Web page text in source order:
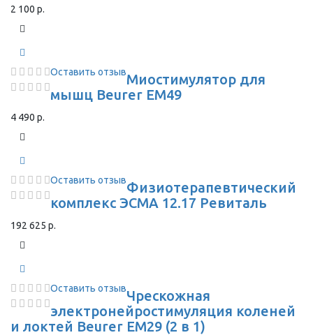
2 100 р.
Оставить отзывМиостимулятор для
мышц Beurer EM49
4 490 р.
Оставить отзывФизиотерапевтический
комплекс ЭСМА 12.17 Ревиталь
192 625 р.
Оставить отзывЧрескожная
электронейростимуляция коленей
и локтей Beurer EM29 (2 в 1)